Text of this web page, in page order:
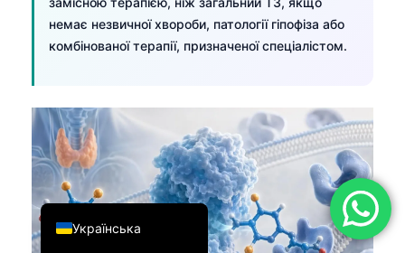
немає незвичної хвороби, патології гіпофіза або
комбінованої терапії, призначеної спеціалістом.
Українська
English
Deutsch
العربية
Français
Italiano
Español